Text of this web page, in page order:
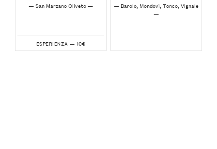
— San Marzano Oliveto —
ESPERIENZA — 10€
— Barolo, Mondovì, Tonco, Vignale
—